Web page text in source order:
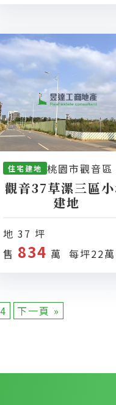
住宅建地 桃園市觀音區
觀音37草漯三區
建地
地 37 坪
售 834 萬 每坪22萬
4 下一頁 »